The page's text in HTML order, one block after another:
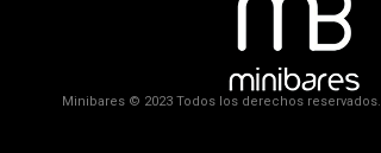
Minibares © 2023 Todos los derechos reservados.